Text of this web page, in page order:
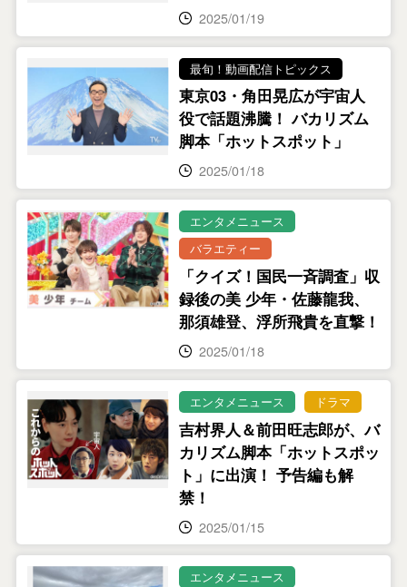
2025/01/19
最旬！動画配信トピックス
東京03・角田晃広が宇宙人
役で話題沸騰！ バカリズム
脚本「ホットスポット」
2025/01/18
エンタメニュース
バラエティー
「クイズ！国民一斉調査」収
録後の美 少年・佐藤龍我、
那須雄登、浮所飛貴を直撃！
2025/01/18
エンタメニュース ドラマ
吉村界人＆前田旺志郎が、バ
カリズム脚本「ホットスポッ
ト」に出演！ 予告編も解
禁！
2025/01/15
エンタメニュース